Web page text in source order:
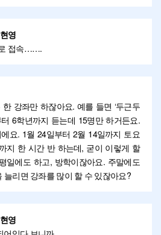
영
접속…….
강좌만 하잖아요. 예를 들면 ‘두근두
터 6학년까지 듣는데 15명만 하거든요.
요. 1월 24일부터 2월 14일까지 토요
지 한 시간 반 하는데, 굳이 이렇게 할
일에도 하고, 방학이잖아요. 주말에도
늘리면 강좌를 많이 할 수 있잖아요?
영